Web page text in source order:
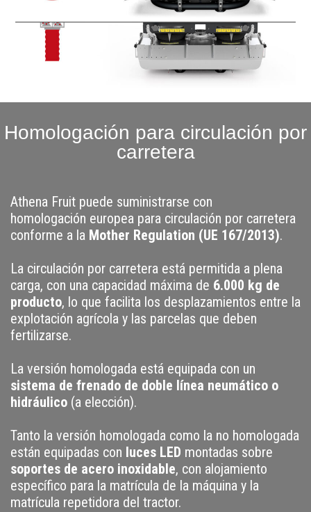
Homologación para circulación por
carretera
Athena Fruit puede suministrarse con
homologación europea para circulación por carretera
conforme a la Mother Regulation (UE 167/2013).
La circulación por carretera está permitida a plena
carga, con una capacidad máxima de 6.000 kg de
producto, lo que facilita los desplazamientos entre la
explotación agrícola y las parcelas que deben
fertilizarse.
La versión homologada está equipada con un
sistema de frenado de doble línea neumático o
hidráulico (a elección).
Tanto la versión homologada como la no homologada
están equipadas con luces LED montadas sobre
soportes de acero inoxidable, con alojamiento
específico para la matrícula de la máquina y la
matrícula repetidora del tractor.